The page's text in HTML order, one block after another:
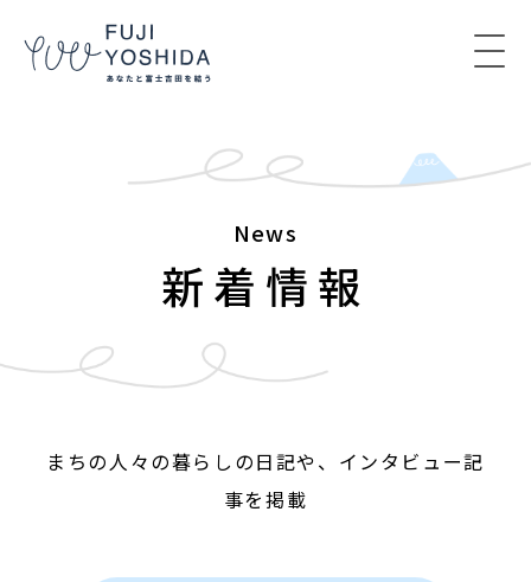
News
新着情報
まちの人々の暮らしの日記や、インタビュー記
事を掲載